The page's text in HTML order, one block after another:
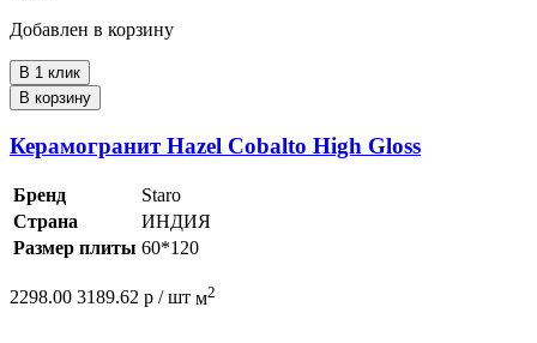
Добавлен в корзину
В 1 клик
В корзину
Керамогранит Hazel Cobalto High Gloss
Бренд
Staro
Страна
ИНДИЯ
Размер плиты 60*120
2298.00 3189.62 р / шт м2